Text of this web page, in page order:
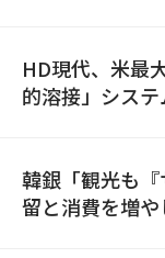
HD現代、米最
的溶接」シス
韓銀「観光も
留と消費を増や